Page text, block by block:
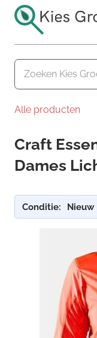
naar
inhoudKies
Groener
Alle producten
Craft
Dames
Conditie: Nieuw